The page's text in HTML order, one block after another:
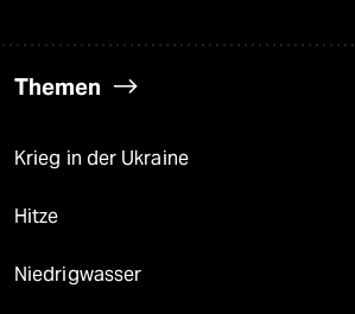
Themen
Krieg in der Ukraine
Hitze
Niedrigwasser